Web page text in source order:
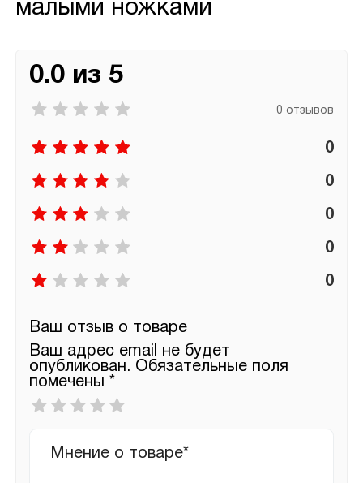
малыми ножками
0.0 из 5
0 отзывов
0
0
0
0
0
Ваш отзыв о товаре
Ваш адрес email не будет
опубликован. Обязательные поля
помечены *
Ваша
оценка
отзыв